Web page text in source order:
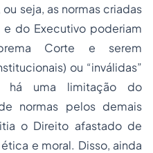
seja, as normas criadas
do Executivo poderiam
Corte e serem
ou “inválidas”
há uma limitação do
normas pelos demais
o Direito afastado de
e moral. Disso, ainda